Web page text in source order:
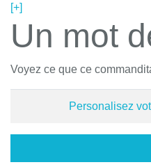
[+]
Un mot
Voyez ce que ce
Personalisez